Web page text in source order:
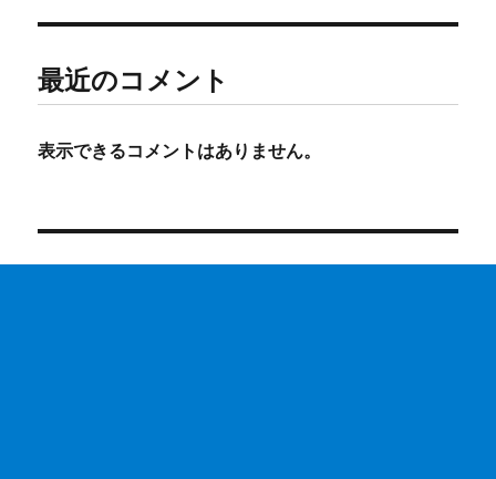
最近のコメント
表示できるコメントはありません。